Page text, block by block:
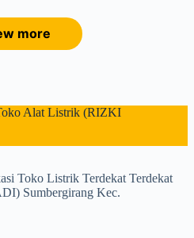
more
Alat Listrik (RIZKI
Toko Listrik Terdekat Terdekat
Sumbergirang Kec.